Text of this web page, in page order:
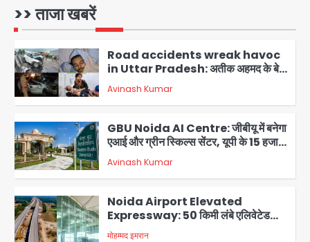
>> ताजा खबरें
2
Road accidents wreak havoc
in Uttar Pradesh: अतीक अहमद के बेटे
अबान की मौत, हमीरपुर में बस-टैंकर भिड़ंत में
तीन की जान गई
Avinash Kumar
3
GBU Noida AI Centre: जीबीयू में बनेगा
एआई और ग्रीन स्किल्स सेंटर, यूपी के 15 हजार
युवाओं को मिलेगा फ्री ट्रेनिंग
Avinash Kumar
4
Noida Airport Elevated
Expressway: 50 किमी लंबे एलिवेटेड
एक्सप्रेसवे से दिल्ली-हरियाणा से सीधे जुड़ेगा
नोएडा एयरपोर्ट, 4000 करोड़ रुपये की लागत
से बनेगा 6-लेन एक्सप्रेसवे
मोहम्मद इमरान